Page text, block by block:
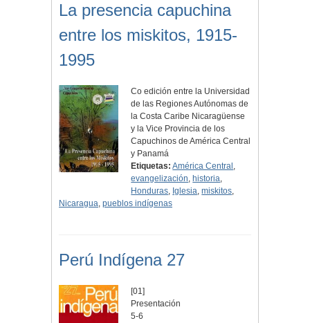
La presencia capuchina
entre los miskitos, 1915-
1995
Co edición entre la Universidad
de las Regiones Autónomas de
la Costa Caribe Nicaragüense
y la Vice Provincia de los
Capuchinos de América Central
y Panamá
Etiquetas: América Central ,
evangelización, historia,
Honduras, Iglesia,miskitos,
Nicaragua, pueblos indígenas
Perú Indígena 27
[01]
Presentación
5-6